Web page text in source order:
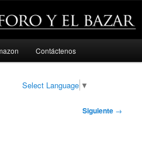
Contáctenos
Select Language ▼
Siguiente →